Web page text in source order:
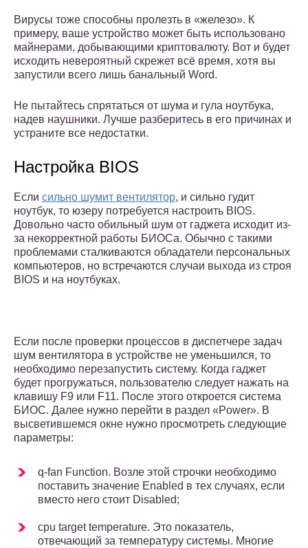
Вирусы тоже способны пролезть в «железо». К
примеру, ваше устройство может быть использовано
майнерами, добывающими криптовалюту. Вот и будет
исходить невероятный скрежет всё время, хотя вы
запустили всего лишь банальный Word.
Не пытайтесь спрятаться от шума и гула ноутбука,
надев наушники. Лучше разберитесь в его причинах и
устраните все недостатки.
Настройка BIOS
Если сильно шумит вентилятор, и сильно гудит
ноутбук, то юзеру потребуется настроить BIOS.
Довольно часто обильный шум от гаджета исходит из-
за некорректной работы БИОСа. Обычно с такими
проблемами сталкиваются обладатели персональных
компьютеров, но встречаются случаи выхода из строя
BIOS и на ноутбуках.
Если после проверки процессов в диспетчере задач
шум вентилятора в устройстве не уменьшился, то
необходимо перезапустить систему. Когда гаджет
будет прогружаться, пользователю следует нажать на
клавишу F9 или F11. После этого откроется система
БИОС. Далее нужно перейти в раздел «Power». В
высветившемся окне нужно просмотреть следующие
параметры:
q-fan Function. Возле этой строчки необходимо
поставить значение Enabled в тех случаях, если
вместо него стоит Disabled;
cpu target temperature. Это показатель,
отвечающий за температуру системы. Многие